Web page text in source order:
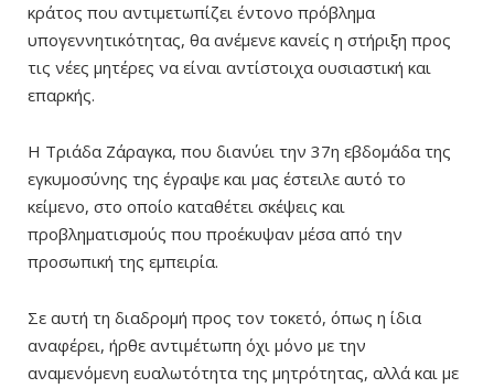
κράτος που αντιμετωπίζει έντονο πρόβλημα
υπογεννητικότητας, θα ανέμενε κανείς η στήριξη προς
τις νέες μητέρες να είναι αντίστοιχα ουσιαστική και
επαρκής.
Η Τριάδα Ζάραγκα, που διανύει την 37η εβδομάδα της
εγκυμοσύνης της έγραψε και μας έστειλε αυτό το
κείμενο, στο οποίο καταθέτει σκέψεις και
προβληματισμούς που προέκυψαν μέσα από την
προσωπική της εμπειρία.
Σε αυτή τη διαδρομή προς τον τοκετό, όπως η ίδια
αναφέρει, ήρθε αντιμέτωπη όχι μόνο με την
αναμενόμενη ευαλωτότητα της μητρότητας, αλλά και με